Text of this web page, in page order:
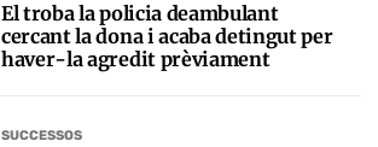
El troba la policia deambulant
cercant la dona i acaba detingut per
haver-la agredit prèviament
SUCCESSOS